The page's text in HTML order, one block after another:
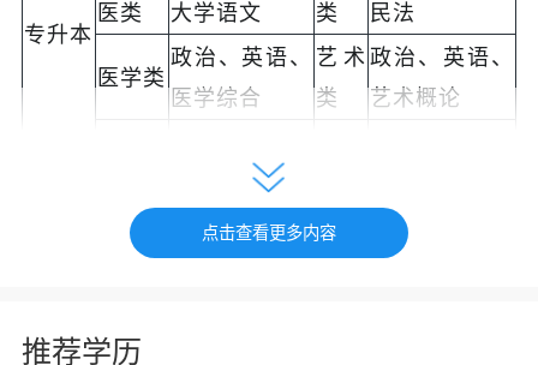
专升本
医类
大学语文
类
民法
医学类
政治、英语、
医学综合
艺术
类
政治、英语、
艺术概论
生态学基础
语类）
语文、数学
语文、数学
点击查看更多内容
推荐学历